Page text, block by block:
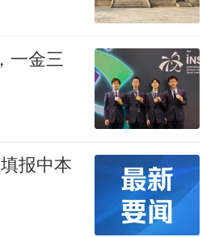
一金三
报中本